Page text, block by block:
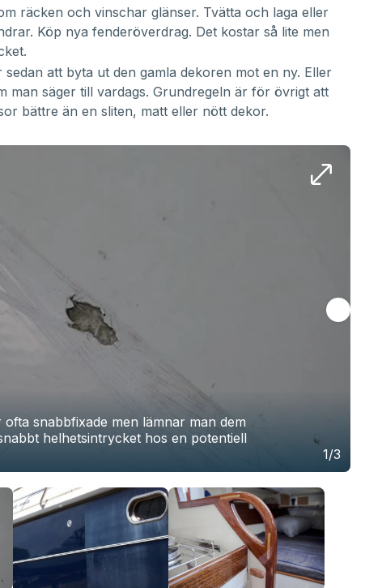
räcken och vinschar glänser. Tvätta och laga eller
Köp nya fenderöverdrag. Det kostar så lite men
sedan att byta ut den gamla dekoren mot en ny. Eller
man säger till vardags. Grundregeln är för övrigt att
bättre än en sliten, matt eller nött dekor.
snabbfixade men lämnar man dem
helhetsintrycket hos en potentiell
1/3